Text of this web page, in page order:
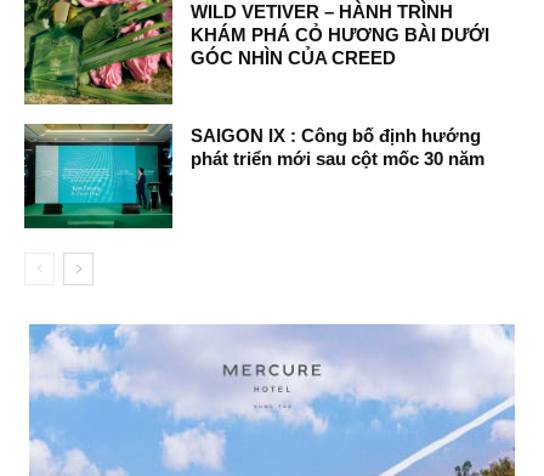
WILD VETIVER – HÀNH TRÌNH
KHÁM PHÁ CỎ HƯƠNG BÀI DƯỚI
GÓC NHÌN CỦA CREED
SAIGON IX : Công bố định hướng
phát triển mới sau cột mốc 30 năm